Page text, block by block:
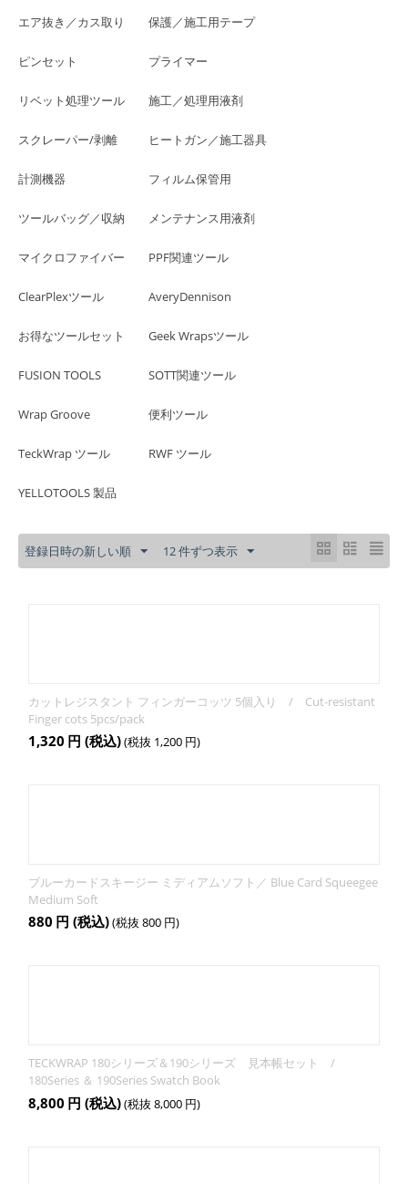
エア抜き／カス取り 保護／施工用テープ
ピンセット プライマー
リベット処理ツール 施工／処理用液剤
スクレーパー/剥離 ヒートガン／施工器具
計測機器 フィルム保管用
ツールバッグ／収納 メンテナンス用液剤
マイクロファイバー PPF関連ツール
ClearPlexツール AveryDennison
お得なツールセット Geek Wrapsツール
FUSION TOOLS SOTT関連ツール
Wrap Groove 便利ツール
TeckWrap ツール RWF ツール
YELLOTOOLS 製品
登録日時の新しい順 12 件ずつ表示
カットレジスタント フィンガーコッツ 5個入り / Cut-resistant
Finger cots 5pcs/pack
1,320 円 (税込)(税抜 1,200 円)
ブルーカードスキージー ミディアムソフト／ Blue Card Squeegee
Medium Soft
880 円 (税込)(税抜 800 円)
TECKWRAP 180シリーズ＆190シリーズ 見本帳セット /
180Series ＆ 190Series Swatch Book
8,800 円 (税込)(税抜 8,000 円)